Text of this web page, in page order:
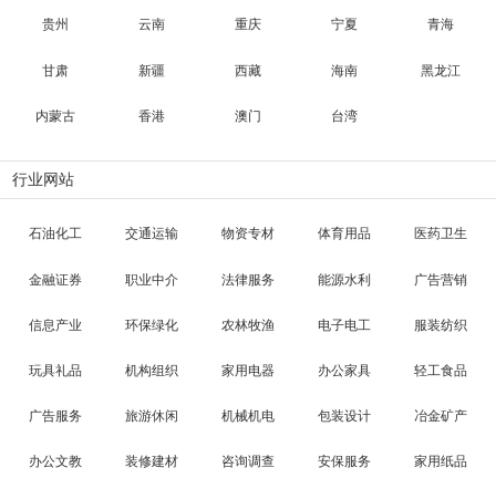
贵州 云南 重庆 宁夏 青海
甘肃 新疆 西藏 海南 黑龙江
内蒙古 香港 澳门 台湾
行业网站
石油化工 交通运输 物资专材 体育用品 医药卫生
金融证券 职业中介 法律服务 能源水利 广告营销
信息产业 环保绿化 农林牧渔 电子电工 服装纺织
玩具礼品 机构组织 家用电器 办公家具 轻工食品
广告服务 旅游休闲 机械机电 包装设计 冶金矿产
办公文教 装修建材 咨询调查 安保服务 家用纸品